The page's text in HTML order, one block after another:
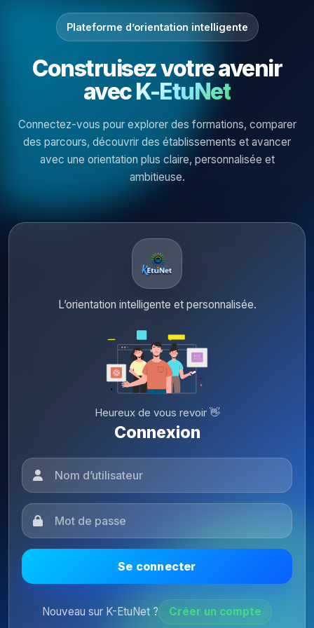
Plateforme d’orientation intelligente
Construisez votre avenir
avecK-EtuNet
Connectez-vous pour explorer des formations, comparer
des parcours, découvrir des établissements et avancer
avec une orientation plus claire, personnalisée et
ambitieuse.
L’orientation intelligente et personnalisée.
Heureux de vous revoir 👋
Connexion
Se connecter
Nouveau sur K-EtuNet ? Créer un compte